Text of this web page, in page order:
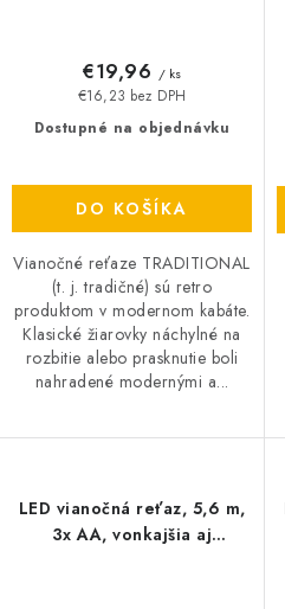
Dostupné na objednávku
€16,23 bez DPH
€19,96 / ks
DO KOŠÍKA
Vianočné reťaze TRADITIONAL
(t. j. tradičné) sú retro
produktom v modernom kabáte.
Klasické žiarovky náchylné na
rozbitie alebo prasknutie boli
nahradené modernými a...
LED vianočná reťaz, 5,6 m,
3x AA, vonkajšia aj